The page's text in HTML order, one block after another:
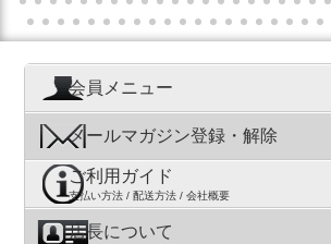
会員メニュー
メールマガジン登録・解除
ご利用ガイド
支払い方法 / 配送方法 / 会社概要
店長について